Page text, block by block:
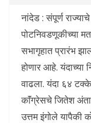
नांदेड : संपूर्ण
पोटनिवडणूकीच्या
सभागृहात प्रारंभ
होणार आहे. यंदाच्या
वाढला. यंदा ६४
काॅंग्रेसचे जितेश
उत्तम इंगोले यापैकी